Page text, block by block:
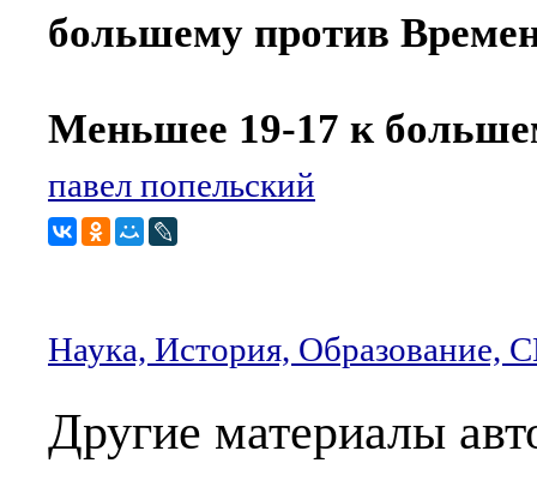
большему против
Меньшее 19-17 к
павел попельский
Наука, История, Образование,
Другие материалы